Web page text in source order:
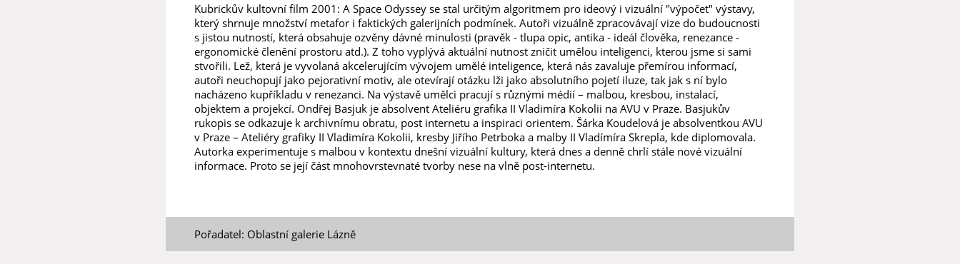
Kubrickův kultovní film 2001: A Space Odyssey se stal určitým algoritmem pro ideový i vizuální "výpočet" výstavy,
který shrnuje množství metafor i faktických galerijních podmínek. Autoři vizuálně zpracovávají vize do budoucnosti
s jistou nutností, která obsahuje ozvěny dávné minulosti (pravěk - tlupa opic, antika - ideál člověka, renezance -
ergonomické členění prostoru atd.). Z toho vyplývá aktuální nutnost zničit umělou inteligenci, kterou jsme si sami
stvořili. Lež, která je vyvolaná akcelerujícím vývojem umělé inteligence, která nás zavaluje přemírou informací,
autoři neuchopují jako pejorativní motiv, ale otevírají otázku lži jako absolutního pojetí iluze, tak jak s ní bylo
nacházeno kupříkladu v renezanci. Na výstavě umělci pracují s různými médií – malbou, kresbou, instalací,
objektem a projekcí. Ondřej Basjuk je absolvent Ateliéru grafika II Vladimíra Kokolii na AVU v Praze. Basjukův
rukopis se odkazuje k archivnímu obratu, post internetu a inspiraci orientem. Šárka Koudelová je absolventkou AVU
v Praze – Ateliéry grafiky II Vladimíra Kokolii, kresby Jiřího Petrboka a malby II Vladímíra Skrepla, kde diplomovala.
Autorka experimentuje s malbou v kontextu dnešní vizuální kultury, která dnes a denně chrlí stále nové vizuální
informace. Proto se její část mnohovrstevnaté tvorby nese na vlně post-internetu.
Pořadatel: Oblastní galerie Lázně